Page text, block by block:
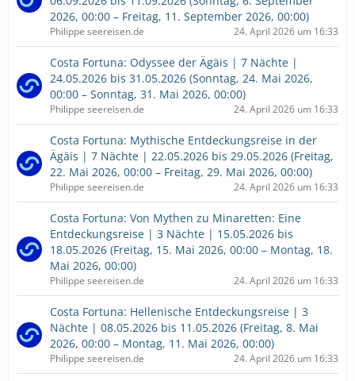
2026, 00:00 – Freitag, 11. September 2026, 00:00)
Philippe seereisen.de 24. April 2026 um 16:33
Costa Fortuna: Odyssee der Ägäis | 7 Nächte |
24.05.2026 bis 31.05.2026 (Sonntag, 24. Mai 2026,
00:00 – Sonntag, 31. Mai 2026, 00:00)
Philippe seereisen.de 24. April 2026 um 16:33
Costa Fortuna: Mythische Entdeckungsreise in der
Ägäis | 7 Nächte | 22.05.2026 bis 29.05.2026 (Freitag,
22. Mai 2026, 00:00 – Freitag, 29. Mai 2026, 00:00)
Philippe seereisen.de 24. April 2026 um 16:33
Costa Fortuna: Von Mythen zu Minaretten: Eine
Entdeckungsreise | 3 Nächte | 15.05.2026 bis
18.05.2026 (Freitag, 15. Mai 2026, 00:00 – Montag, 18.
Mai 2026, 00:00)
Philippe seereisen.de 24. April 2026 um 16:33
Costa Fortuna: Hellenische Entdeckungsreise | 3
Nächte | 08.05.2026 bis 11.05.2026 (Freitag, 8. Mai
2026, 00:00 – Montag, 11. Mai 2026, 00:00)
Philippe seereisen.de 24. April 2026 um 16:33